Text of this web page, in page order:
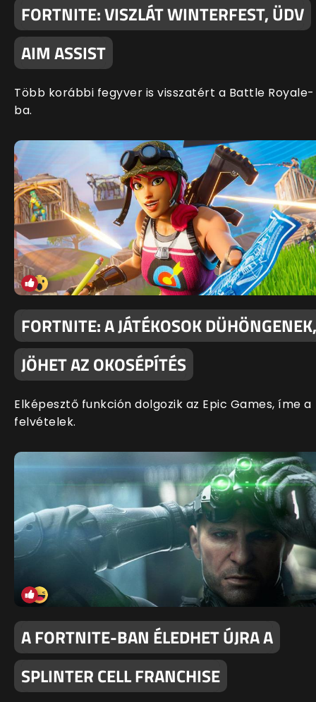
FORTNITE: VISZLÁT WINTERFEST, ÜDV
AIM ASSIST
Több korábbi fegyver is visszatért a Battle Royale-
ba.
FORTNITE: A JÁTÉKOSOK DÜHÖNGENEK,
JÖHET AZ OKOSÉPÍTÉS
Elképesztő funkción dolgozik az Epic Games, íme a
felvételek.
A FORTNITE-BAN ÉLEDHET ÚJRA A
SPLINTER CELL FRANCHISE